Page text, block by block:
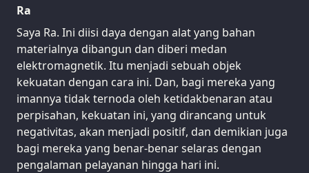
Ra
Saya Ra. Ini diisi daya dengan alat yang bahan
materialnya dibangun dan diberi medan
elektromagnetik. Itu menjadi sebuah objek
kekuatan dengan cara ini. Dan, bagi mereka yang
imannya tidak ternoda oleh ketidakbenaran atau
perpisahan, kekuatan ini, yang dirancang untuk
negativitas, akan menjadi positif, dan demikian juga
bagi mereka yang benar-benar selaras dengan
pengalaman pelayanan hingga hari ini.